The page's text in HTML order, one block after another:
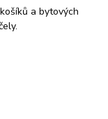
a bytových